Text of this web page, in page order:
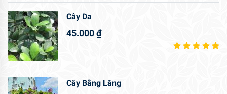
Cây Da
45.000₫
Cây Bằng Lăng